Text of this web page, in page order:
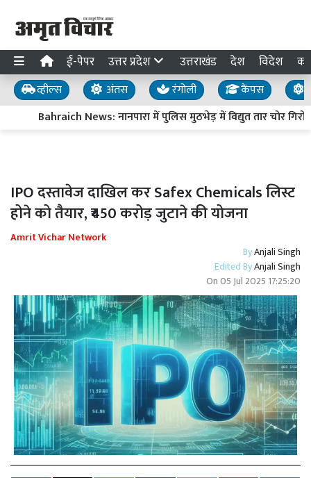
ई-पेपर उत्तर प्रदेश उत्तराखंड देश विदेश
व्हील्स अंतस रंगोली कैंपस
Bahraich News: नानपारा में पुलिस मुठभेड़ में विद्युत तार चोर
IPO दस्तावेज दाखिल कर Safex Chemicals लिस्ट
होने को तैयार, ₹450 करोड़ जुटाने की योजना
Amrit Vichar Network
ByAnjali Singh
Edited ByAnjali Singh
On05 Jul 2025 17:25:20